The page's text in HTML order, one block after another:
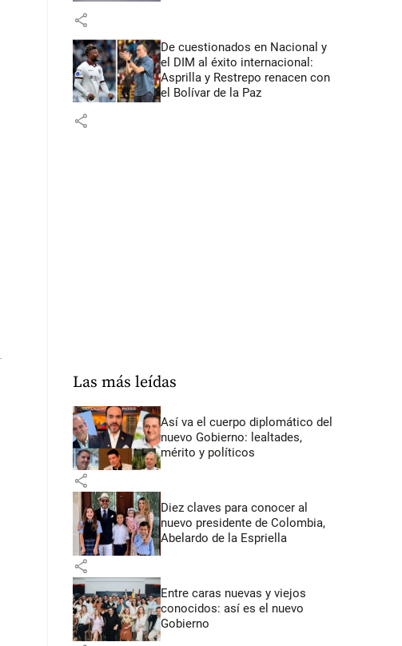
share
De cuestionados en Nacional y
el DIM al éxito internacional:
Asprilla y Restrepo renacen con
el Bolívar de la Paz
share
Las más leídas
Así va el cuerpo diplomático del
nuevo Gobierno: lealtades,
mérito y políticos
share
Diez claves para conocer al
nuevo presidente de Colombia,
Abelardo de la Espriella
share
Entre caras nuevas y viejos
conocidos: así es el nuevo
Gobierno